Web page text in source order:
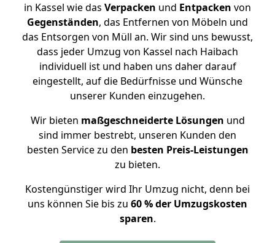
in Kassel wie das Verpacken und Entpacken von
Gegenständen, das Entfernen von Möbeln und
das Entsorgen von Müll an. Wir sind uns bewusst,
dass jeder Umzug von Kassel nach Haibach
individuell ist und haben uns daher darauf
eingestellt, auf die Bedürfnisse und Wünsche
unserer Kunden einzugehen.
Wir bieten maßgeschneiderte Lösungen und
sind immer bestrebt, unseren Kunden den
besten Service zu den besten Preis-Leistungen
zu bieten.
Kostengünstiger wird Ihr Umzug nicht, denn bei
uns können Sie bis zu 60 % der Umzugskosten
sparen.